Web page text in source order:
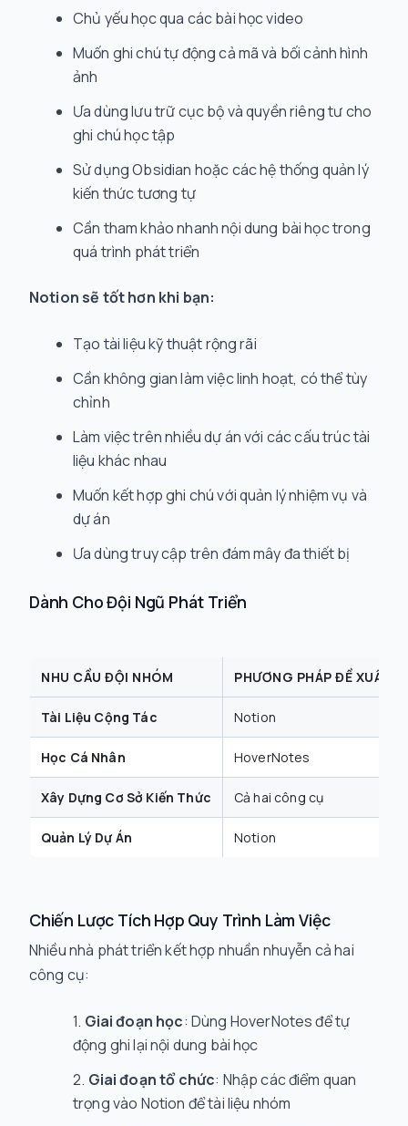
Chủ yếu học qua các bài học video
Muốn ghi chú tự động cả mã và bối cảnh hình
ảnh
Ưa dùng lưu trữ cục bộ và quyền riêng tư cho
ghi chú học tập
Sử dụng Obsidian hoặc các hệ thống quản lý
kiến thức tương tự
Cần tham khảo nhanh nội dung bài học trong
quá trình phát triển
Notion sẽ tốt hơn khi bạn:
Tạo tài liệu kỹ thuật rộng rãi
Cần không gian làm việc linh hoạt, có thể tùy
chỉnh
Làm việc trên nhiều dự án với các cấu trúc tài
liệu khác nhau
Muốn kết hợp ghi chú với quản lý nhiệm vụ và
dự án
Ưa dùng truy cập trên đám mây đa thiết bị
Dành Cho Đội Ngũ Phát Triển
NHU CẦU ĐỘI NHÓM PHƯƠNG PHÁP ĐỀ XUẤT
Tài Liệu Cộng Tác Notion
Học Cá Nhân HoverNotes
Xây Dựng Cơ Sở Kiến Thức Cả hai công cụ
Quản Lý Dự Án Notion
Chiến Lược Tích Hợp Quy Trình Làm Việc
Nhiều nhà phát triển kết hợp nhuần nhuyễn cả hai
công cụ:
Giai đoạn học: Dùng HoverNotes để tự
động ghi lại nội dung bài học
Giai đoạn tổ chức: Nhập các điểm quan
trọng vào Notion để tài liệu nhóm